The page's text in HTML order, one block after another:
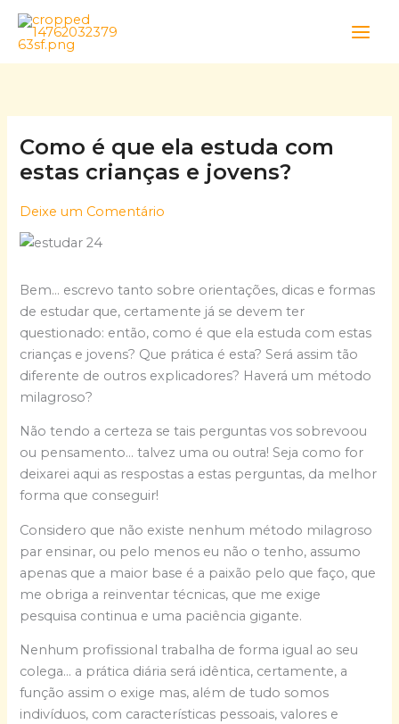
Skip
content
Como é que ela estuda com
estas crianças e jovens?
Deixe um Comentário
Bem… escrevo tanto sobre orientações, dicas e formas
de estudar que, certamente já se devem ter
questionado: então, como é que ela estuda com estas
crianças e jovens? Que prática é esta? Será assim tão
diferente de outros explicadores? Haverá um método
milagroso?
Não tendo a certeza se tais perguntas vos sobrevoou
ou pensamento… talvez uma ou outra! Seja como for
deixarei aqui as respostas a estas perguntas, da melhor
forma que conseguir!
Considero que não existe nenhum método milagroso
par ensinar, ou pelo menos eu não o tenho, assumo
apenas que a maior base é a paixão pelo que faço, que
me obriga a reinventar técnicas, que me exige
pesquisa continua e uma paciência gigante.
Nenhum profissional trabalha de forma igual ao seu
colega… a prática diária será idêntica, certamente, a
função assim o exige mas, além de tudo somos
indivíduos, com características pessoais, valores e